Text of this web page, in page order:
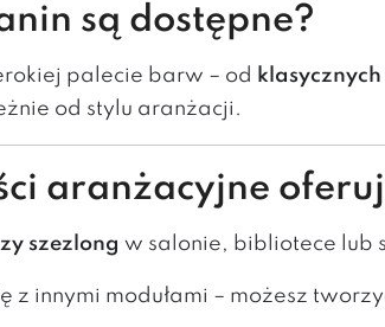
są dostępne?
palecie barw – od
od stylu aranżacji.
aranżacyjne
szezlong w salonie, bibliotece lub
z innymi modułami – możesz